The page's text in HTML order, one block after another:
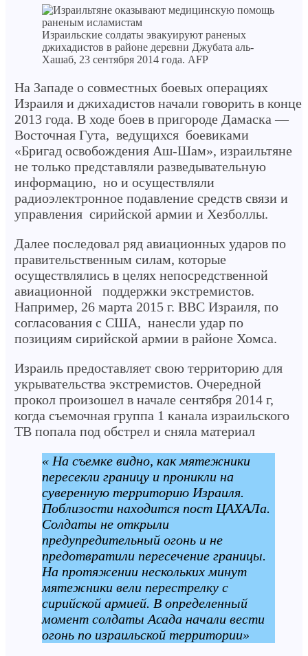
Израильские солдаты эвакуируют раненых
джихадистов в районе деревни Джубата аль-
Хашаб, 23 сентября 2014 года. AFP
На Западе о совместных боевых операциях
Израиля и джихадистов начали говорить в конце
2013 года. В ходе боев в пригороде Дамаска —
Восточная Гута, ведущихся боевиками
«Бригад освобождения Аш-Шам», израильтяне
не только представляли разведывательную
информацию, но и осуществляли
радиоэлектронное подавление средств связи и
управления сирийской армии и Хезболлы.
Далее последовал ряд авиационных ударов по
правительственным силам, которые
осуществлялись в целях непосредственной
авиационной поддержки экстремистов.
Например, 26 марта 2015 г. ВВС Израиля, по
согласования с США, нанесли удар по
позициям сирийской армии в районе Хомса.
Израиль предоставляет свою территорию для
укрывательства экстремистов. Очередной
прокол произошел в начале сентября 2014 г,
когда съемочная группа 1 канала израильского
ТВ попала под обстрел и сняла материал
« На съемке видно, как мятежники
пересекли границу и проникли на
суверенную территорию Израиля.
Поблизости находится пост ЦАХАЛа.
Солдаты не открыли
предупредительный огонь и не
предотвратили пересечение границы.
На протяжении нескольких минут
мятежники вели перестрелку с
сирийской армией. В определенный
момент солдаты Асада начали вести
огонь по израильской территории»